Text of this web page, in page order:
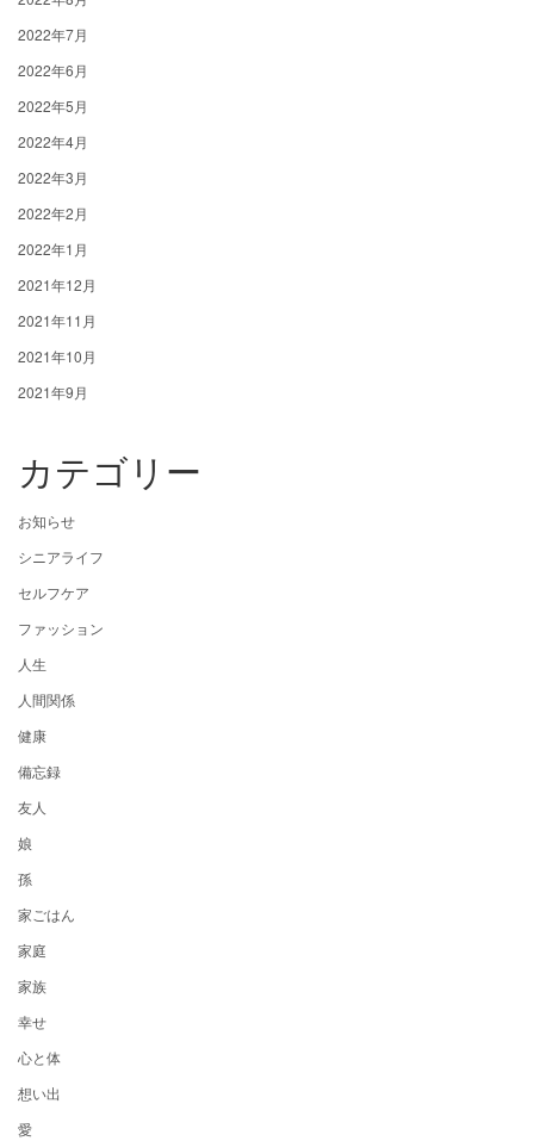
2022年7月
2022年6月
2022年5月
2022年4月
2022年3月
2022年2月
2022年1月
2021年12月
2021年11月
2021年10月
2021年9月
カテゴリー
お知らせ
シニアライフ
セルフケア
ファッション
人生
人間関係
健康
備忘録
友人
娘
孫
家ごはん
家庭
家族
幸せ
心と体
想い出
愛